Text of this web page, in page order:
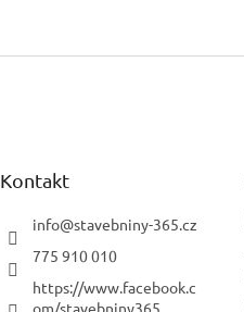
Kontakt
info@stavebniny-365.cz
775 910 010
https://www.facebook.c
om/stavebniny365